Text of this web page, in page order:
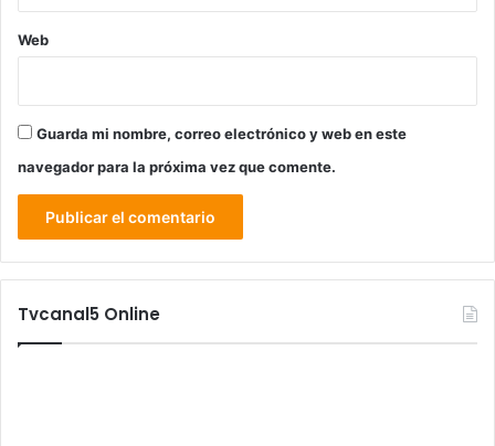
Web
Guarda mi nombre, correo electrónico y web en este
navegador para la próxima vez que comente.
Tvcanal5 Online